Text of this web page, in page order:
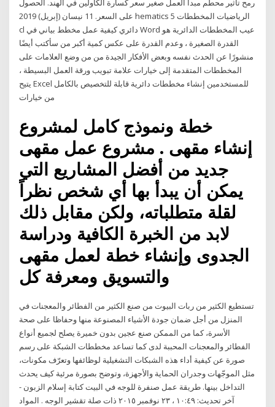
رمح تأثير محطم مبدأ العمل صغير سعر كسارة الكاولين في الهند. الحصول
على السعر. 11 نيسان (إبريل) 2019 hematics الرياضيات المخططات 5
cl دائري كيفية عمل مخطط بياني في Word عيب المخططات الدائرية هو
القدرة الصغيرة ، وعدم القدرة على عكس كمية أكبر من سأكتب أيضًا
منشورًا عن الحدث نفسه وبعض الأفكار الجيدة من من وضع العلامات على
المخططات المتقدمة إلى خيارات علامة تبويب ورقة العمل البسيطة ،
يتيح Excel للمستخدمين إنشاء مخططات دائرية قابلة للتخصيص بالكامل
خطة ونموذج كامل لمشروع
إنشاء مقهى . مشروع عمل مقهى
جديد من أفضل المشاريع التي
يمكن أن يبدأ بها أي شخص نظراً
لقلة متطلباته، ولكن مقابل ذلك
لابد من الخبرة الكافية ودراسة
الجدوى وإنشاء خطة لعمل مقهى
والتسويق ومعرفة كل
تستطيع الكثير من ربات البيوت من صنع الكثير من الفطائر والمعجنات في
المنزل من أجل ضمان جودة الأشياء المصنوعة منها وحفاظا على صحة
الأسرة، كما من الممكن صنع عجين بدون خميرة يصلح لجميع أنواع
الفطائر والمعجنات المحببة لدى كما تساعد مخططات الشبكة على رسم
صورة عن كيفية أداء هذه الشبكات التشغيلية لوظائفها وتعرّف مكونات،
مثل الموجّهات وجدران الحماية والأجهزة، وتوضح بصورة مرئية كيف يحدث
التداخل بينها. طريقة عمل صنفرة للوجه في البيت كتابة إسلام الزبون -
آخر تحديث: ١٠:٤٩ ، ٢٣ نوفمبر ٢٠١٥ ذات صلة تقشير الوجه . المواد